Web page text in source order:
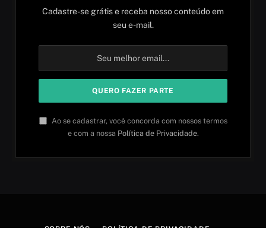
Cadastre-se grátis e receba nosso conteúdo em
seu e-mail.
Ao se cadastrar, você concorda com nossos termos
e com a nossa Política de Privacidade.
SOBRE NÓS POLÍTICA DE PRIVACIDADE